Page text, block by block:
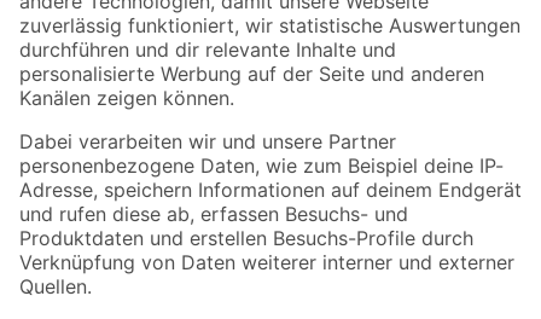
Zur Newsletter Anmeldung
Folge uns
Zahlungsarten Versandarten